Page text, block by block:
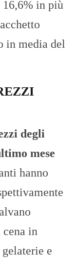
16,6% in più
in media del
degli
mese
hanno
cena in
e